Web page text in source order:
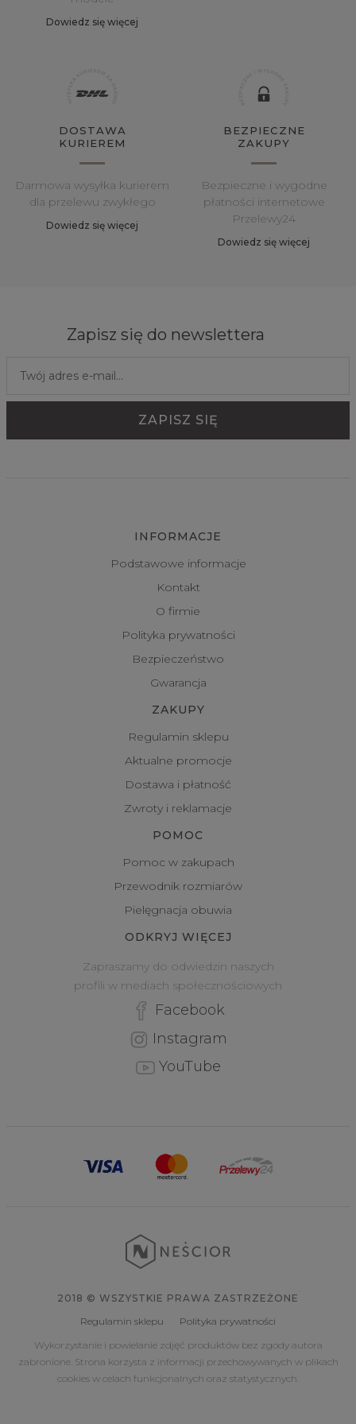
Dowiedz się więcej
DOSTAWA
KURIEREM
Darmowa wysyłka kurierem
dla przelewu zwykłego
Dowiedz się więcej
BEZPIECZNE
ZAKUPY
Bezpieczne i wygodne
płatności internetowe
Przelewy24
Dowiedz się więcej
Zapisz się do newslettera
INFORMACJE
Podstawowe informacje
Kontakt
O firmie
Polityka prywatności
Bezpieczeństwo
Gwarancja
ZAKUPY
Regulamin sklepu
Aktualne promocje
Dostawa i płatność
Zwroty i reklamacje
POMOC
Pomoc w zakupach
Przewodnik rozmiarów
Pielęgnacja obuwia
ODKRYJ WIĘCEJ
Zapraszamy do odwiedzin naszych
profili w mediach społecznościowych
Facebook
Instagram
YouTube
2018 © WSZYSTKIE PRAWA ZASTRZEŻONE
Regulamin sklepu
Polityka prywatności
Wykorzystanie i powielanie zdjęć produktów bez zgody autora
zabronione. Strona korzysta z informacji przechowywanych w plikach
cookies w celach funkcjonalnych oraz statystycznych.